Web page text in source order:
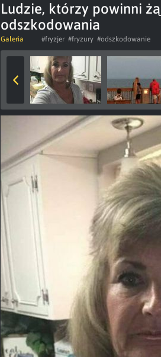
Ludzie, którzy powinni
odszkodowania
Galeria #fryzjer #fryzury #odszkodowanie